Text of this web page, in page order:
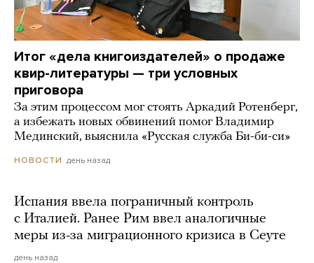
Итог «дела книгоиздателей» о продаже
квир-литературы — три условных
приговора
За этим процессом мог стоять Аркадий Ротенберг,
а избежать новых обвинений помог Владимир
Мединский, выяснила «Русская служба Би-би-си»
НОВОСТИ день назад
Испания ввела пограничный контроль
с Италией. Ранее Рим ввел аналогичные
меры из-за миграционного кризиса в Сеуте
день назад